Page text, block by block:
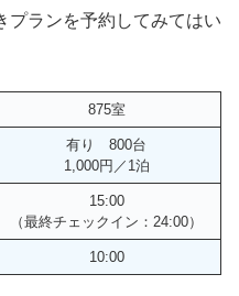
プランを予約してみてはい
875室
有り 800台
1,000円／1泊
15:00
（最終チェックイン：24:00）
10:00